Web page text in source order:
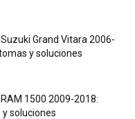
Grand Vitara 2006-
y soluciones
1500 2009-2018:
soluciones